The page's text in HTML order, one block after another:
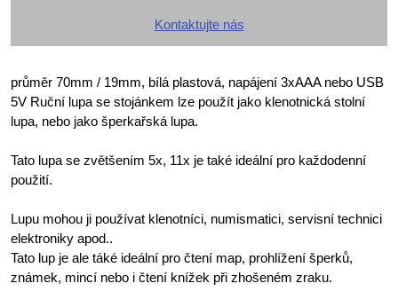
Kontaktujte nás
průměr 70mm / 19mm, bílá plastová, napájení 3xAAA nebo USB
5V Ruční lupa se stojánkem lze použít jako klenotnická stolní
lupa, nebo jako šperkařská lupa.
Tato lupa se zvětšením 5x, 11x je také ideální pro každodenní
použití.
Lupu mohou ji používat klenotníci, numismatici, servisní technici
elektroniky apod..
Tato lup je ale táké ideální pro čtení map, prohlížení šperků,
známek, mincí nebo i čtení knížek při zhošeném zraku.